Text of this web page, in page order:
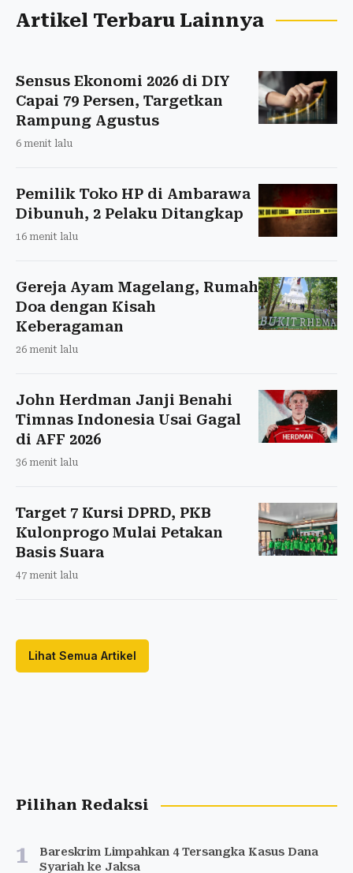
Artikel Terbaru Lainnya
Sensus Ekonomi 2026 di DIY
Capai 79 Persen, Targetkan
Rampung Agustus
6 menit lalu
Pemilik Toko HP di Ambarawa
Dibunuh, 2 Pelaku Ditangkap
16 menit lalu
Gereja Ayam Magelang, Rumah
Doa dengan Kisah
Keberagaman
26 menit lalu
John Herdman Janji Benahi
Timnas Indonesia Usai Gagal
di AFF 2026
36 menit lalu
Target 7 Kursi DPRD, PKB
Kulonprogo Mulai Petakan
Basis Suara
47 menit lalu
Lihat Semua Artikel
Pilihan Redaksi
1
Bareskrim Limpahkan 4 Tersangka Kasus Dana
Syariah ke Jaksa